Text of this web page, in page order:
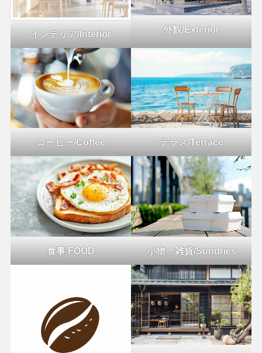
インテリア/Interior 外観/Exterior
コーヒー/Coffee テラス/Terrace
食事/FOOD 小物・雑貨/Sundries